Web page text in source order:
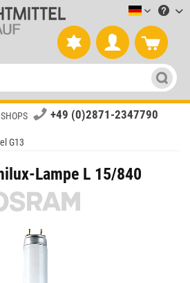
+49 (0)2871-2347790
G13
Lampe L 15/840